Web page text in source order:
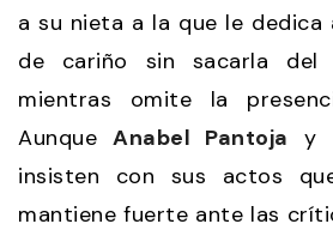
a su nieta a la que le dedica
de cariño sin sacarla del
mientras omite la
AunqueAnabel Pantoja y
insisten con sus actos
mantiene fuerte ante las